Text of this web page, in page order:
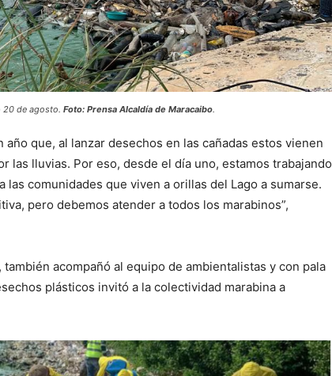
20 de agosto. Foto: Prensa Alcaldía de Maracaibo.
año que, al lanzar desechos en las cañadas estos vienen
las lluvias. Por eso, desde el día uno, estamos trabajando
las comunidades que viven a orillas del Lago a sumarse.
pero debemos atender a todos los marabinos”,
acompañó al equipo de ambientalistas y con pala
plásticos invitó a la colectividad marabina a